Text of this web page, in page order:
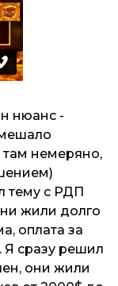
нюанс -
немеряно,
тему с РДП
жили долго
оплата за
Я сразу решил
они жили